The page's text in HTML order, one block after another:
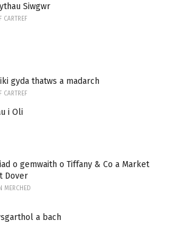
Siwgwr
CARTREF
gyda thatws a madarch
CARTREF
i Oli
o gemwaith o Tiffany & Co a Market
Dover
MERCHED
a bach